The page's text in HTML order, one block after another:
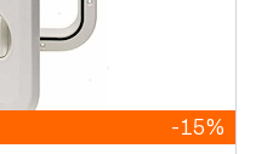
-15%